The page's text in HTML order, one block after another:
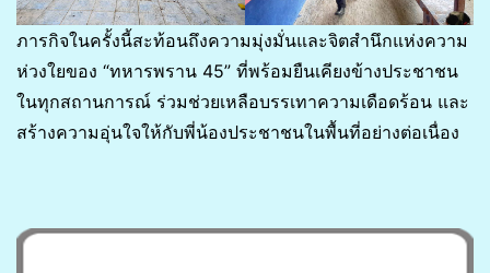
ภารกิจในครั้งนี้สะท้อนถึงความมุ่งมั่นและจิตสำนึกแห่งความ
ห่วงใยของ “ทหารพราน 45” ที่พร้อมยืนเคียงข้างประชาชน
ในทุกสถานการณ์ ร่วมช่วยเหลือบรรเทาความเดือดร้อน และ
สร้างความอุ่นใจให้กับพี่น้องประชาชนในพื้นที่อย่างต่อเนื่อง